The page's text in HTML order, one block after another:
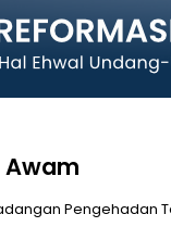
Awam
Pengehadan